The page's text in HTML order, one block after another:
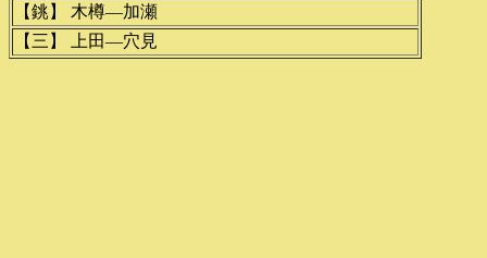
【銚】 木樽―加瀬
【三】 上田―穴見